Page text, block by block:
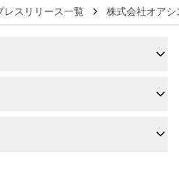
レスリリース一覧 株式会社オア